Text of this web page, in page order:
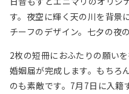
す。夜空に輝く天の川を背景
チーフのデザイン。七夕の夜
2枚の短冊におふたりの願い
婚姻届が完成します。もちろ
のも素敵です。7月7日に入籍